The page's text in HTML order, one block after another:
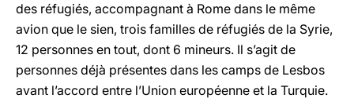
des réfugiés, accompagnant à Rome dans le même
avion que le sien, trois familles de réfugiés de la Syrie,
12 personnes en tout, dont 6 mineurs. Il s’agit de
personnes déjà présentes dans les camps de Lesbos
avant l’accord entre l’Union européenne et la Turquie.